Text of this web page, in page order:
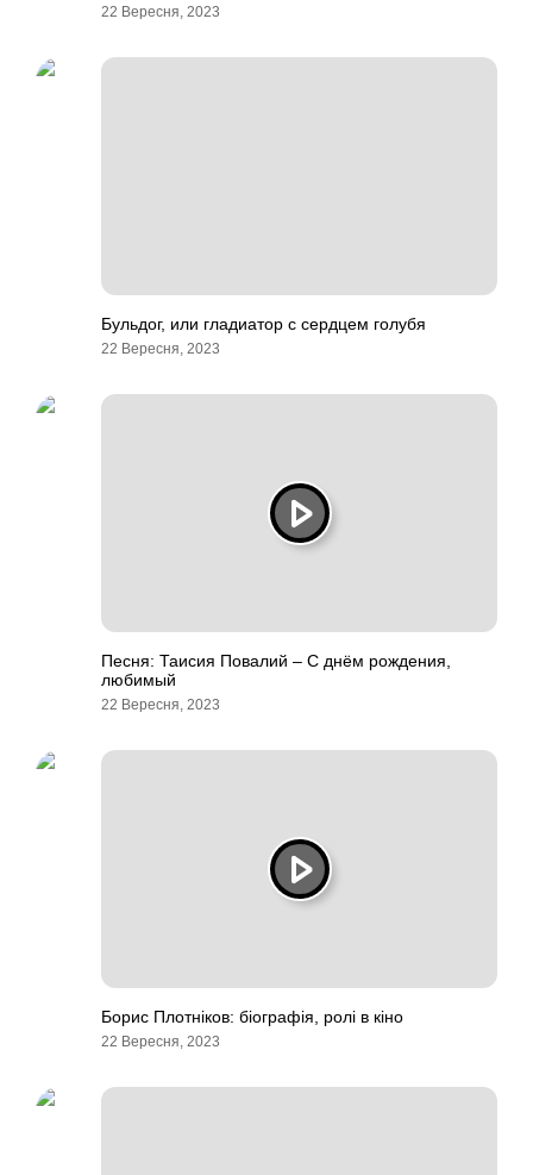
22 Вересня, 2023
Бульдог, или гладиатор с сердцем голубя
22 Вересня, 2023
Песня: Таисия Повалий – С днём рождения,
любимый
22 Вересня, 2023
Борис Плотніков: біографія, ролі в кіно
22 Вересня, 2023